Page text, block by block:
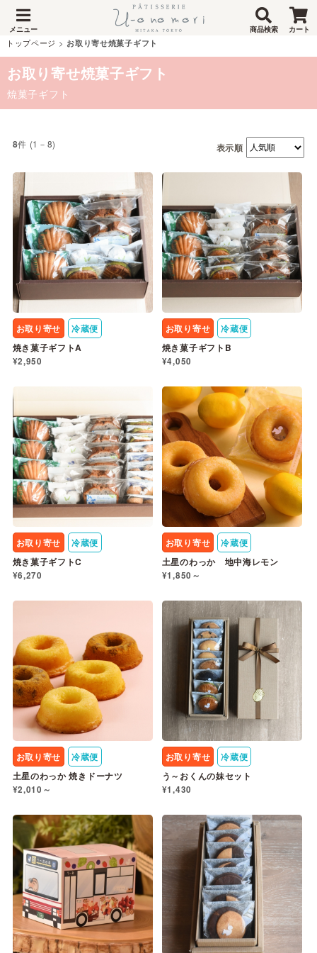
メニュー 商品検索 カート
トップページ > お取り寄せ焼菓子ギフト
お取り寄せ焼菓子ギフト
焼菓子ギフト
8件 (1－8) 表示順
お取り寄せ
冷蔵便
焼き菓子ギフトA
¥2,950
お取り寄せ
冷蔵便
焼き菓子ギフトB
¥4,050
お取り寄せ
冷蔵便
焼き菓子ギフトC
¥6,270
お取り寄せ
冷蔵便
土星のわっか 地中海レモン
¥1,850～
お取り寄せ
冷蔵便
土星のわっか 焼きドーナツ
¥2,010～
お取り寄せ
冷蔵便
う～おくんの妹セット
¥1,430